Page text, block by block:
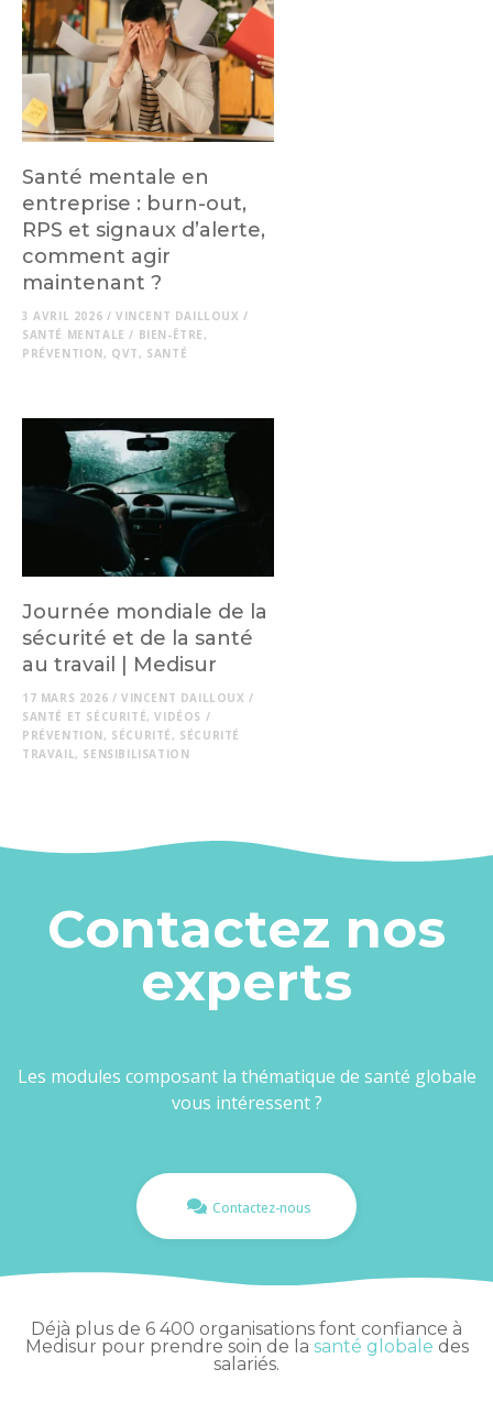
Santé mentale en
entreprise : burn-out,
RPS et signaux d’alerte,
comment agir
maintenant ?
3 AVRIL 2026 / VINCENT DAILLOUX /
SANTÉ MENTALE / BIEN-ÊTRE ,
PRÉVENTION, QVT , SANTÉ
Journée mondiale de la
sécurité et de la santé
au travail | Medisur
17 MARS 2026 / VINCENT DAILLOUX /
SANTÉ ET SÉCURITÉ,VIDÉOS /
PRÉVENTION, SÉCURITÉ , SÉCURITÉ
TRAVAIL, SENSIBILISATION
Contactez nos
experts
Les modules composant la thématique de santé globale
vous intéressent ?
Contactez-nous
Déjà plus de 6 400 organisations font confiance à
Medisur pour prendre soin de la santé globale des
salariés.